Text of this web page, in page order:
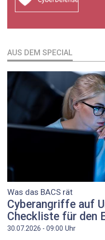
AUS DEM SPECIAL
Was das BACS rät
Cyberangriffe auf
Checkliste für den
30.07.2026 - 09:00 Uhr